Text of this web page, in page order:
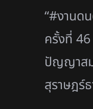
“#งานด
ครั้งที่
ปัญญาส
สุราษฎร์